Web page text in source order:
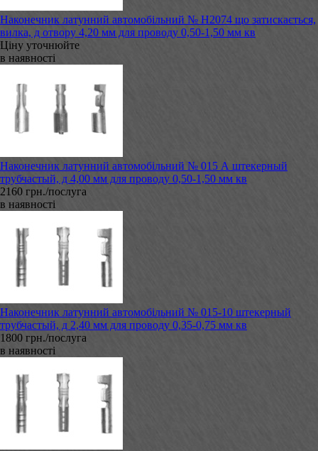
Наконечник латунний автомобільний № Н2074 що затискається,
вилка, д отвору 4,20 мм для проводу 0,50-1,50 мм кв
Ціну уточнюйте
в наявності
Наконечник латунний автомобільний № 015 А штекерный
трубчастый, д 4,00 мм для проводу 0,50-1,50 мм кв
2160 грн./послуга
в наявності
Наконечник латунний автомобільний № 015-10 штекерный
трубчастый, д 2,40 мм для проводу 0,35-0,75 мм кв
1800 грн./послуга
в наявності